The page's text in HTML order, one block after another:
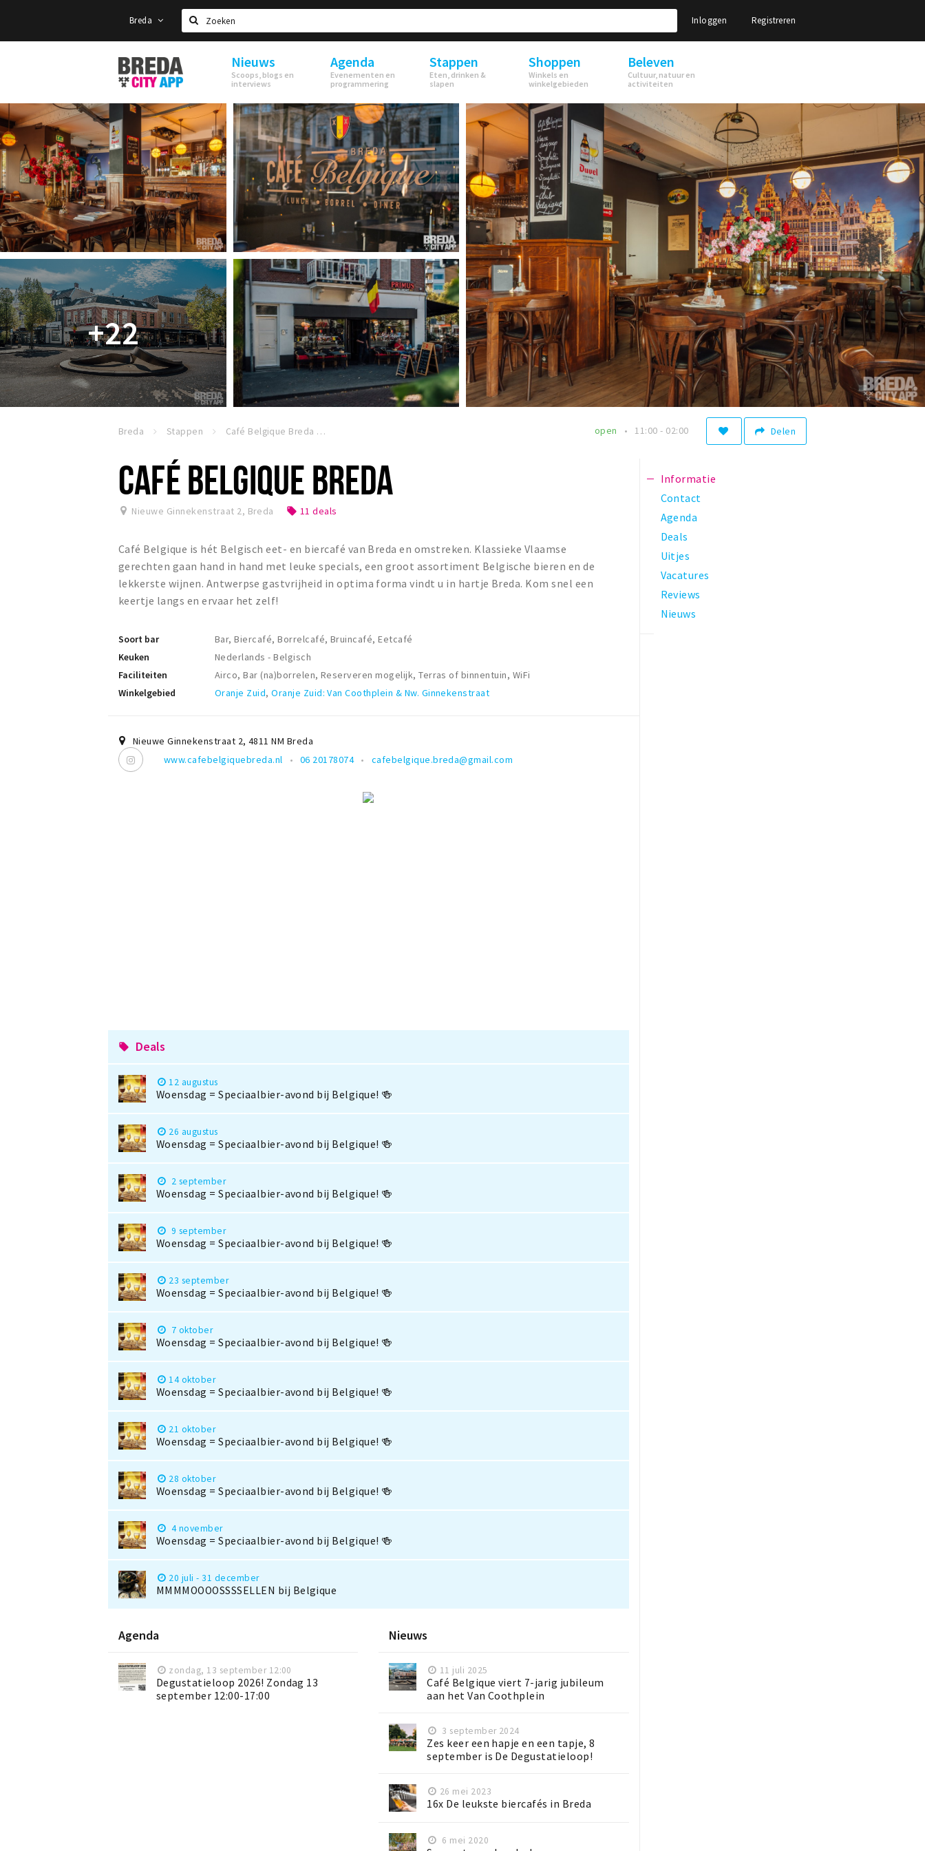
Breda
Zoeken
Inloggen Registreren
Stappen
&
Shoppen
Breda
Nieuws
Scoops, blogs en
interviews
Agenda
Evenementen en
programmering
Stappen
Eten, drinken &
slapen
Shoppen
Winkels en
winkelgebieden
Beleven
Cultuur, natuur en
activiteiten
+22
Breda Stappen Café Belgique Breda Delen
open 11:00 - 02:00
CAFÉ BELGIQUE BREDA
Nieuwe Ginnekenstraat 2, Breda local_offer 11 deals
Café Belgique is hét Belgisch eet- en biercafé van Breda en omstreken. Klassieke Vlaamse
gerechten gaan hand in hand met leuke specials, een groot assortiment Belgische bieren en de
lekkerste wijnen. Antwerpse gastvrijheid in optima forma vindt u in hartje Breda. Kom snel een
keertje langs en ervaar het zelf!
Soort bar
Bar, Biercafé, Borrelcafé, Bruincafé, Eetcafé
Keuken
Nederlands - Belgisch
Faciliteiten
Airco, Bar (na)borrelen, Reserveren mogelijk, Terras of binnentuin, WiFi
Winkelgebied
Oranje Zuid,Oranje Zuid: Van Coothplein & Nw. Ginnekenstraat
Nieuwe Ginnekenstraat 2, 4811 NM Breda
www.cafebelgiquebreda.nl
06 20178074 cafebelgique.breda@gmail.com
local_offer Deals
12 augustus
Woensdag = Speciaalbier-avond bij Belgique! 🍻
26 augustus
Woensdag = Speciaalbier-avond bij Belgique! 🍻
2 september
Woensdag = Speciaalbier-avond bij Belgique! 🍻
9 september
Woensdag = Speciaalbier-avond bij Belgique! 🍻
23 september
Woensdag = Speciaalbier-avond bij Belgique! 🍻
7 oktober
Woensdag = Speciaalbier-avond bij Belgique! 🍻
14 oktober
Woensdag = Speciaalbier-avond bij Belgique! 🍻
21 oktober
Woensdag = Speciaalbier-avond bij Belgique! 🍻
28 oktober
Woensdag = Speciaalbier-avond bij Belgique! 🍻
4 november
Woensdag = Speciaalbier-avond bij Belgique! 🍻
20 juli - 31 december
MMMMOOOOSSSSELLEN bij Belgique
Agenda
zondag, 13 september 12:00
Degustatieloop 2026! Zondag 13
september 12:00-17:00
Nieuws
11 juli 2025
Café Belgique viert 7-jarig jubileum
aan het Van Coothplein
3 september 2024
Zes keer een hapje en een tapje, 8
september is De Degustatieloop!
26 mei 2023
16x De leukste biercafés in Breda
6 mei 2020
Informatie
Contact
Agenda
Deals
Uitjes
Vacatures
Reviews
Nieuws